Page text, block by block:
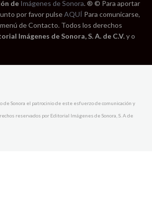
de Imágenes de Sonora. ® © Para aportar
por favor pulseAQUÍ Para comunicarse,
de Contacto. Todos los derechos
Imágenes de Sonora, S. A. de C.V.y o
de Sonora el patrocinio de este esfuerzo de comunicación y
reservados por Editorial Imágenes de Sonora, S. A de